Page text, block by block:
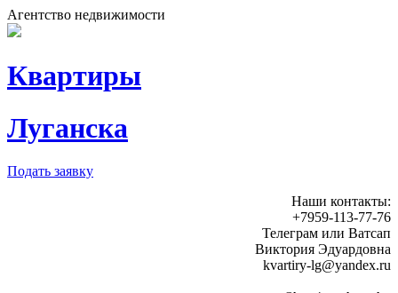
Агентство недвижимости
Квартиры
Луганска
Подать заявку
Наши контакты:
+7959-113-77-76
Телеграм или Ватсап
Виктория Эдуардовна
kvartiry-lg@yandex.ru